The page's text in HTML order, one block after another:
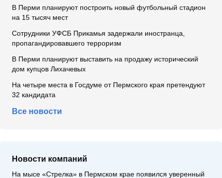
В Перми планируют построить новый футбольный стадион
на 15 тысяч мест
Сотрудники УФСБ Прикамья задержали иностранца,
пропагандировавшего терроризм
В Перми планируют выставить на продажу исторический
дом купцов Лихачевых
На четыре места в Госдуме от Пермского края претендуют
32 кандидата
Все новости
Новости компаний
На мысе «Стрелка» в Пермском крае появился уверенный